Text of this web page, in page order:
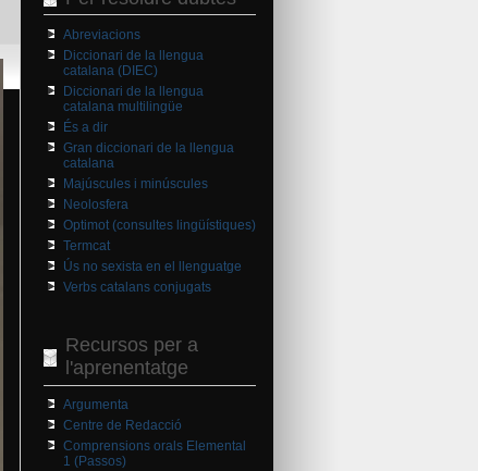
Abreviacions
Diccionari de la llengua
catalana (DIEC)
Diccionari de la llengua
catalana multilingüe
És a dir
Gran diccionari de la llengua
catalana
Majúscules i minúscules
Neolosfera
Optimot (consultes lingüístiques)
Termcat
Ús no sexista en el llenguatge
Verbs catalans conjugats
Recursos per a
l'aprenentatge
Argumenta
Centre de Redacció
Comprensions orals Elemental
1 (Passos)